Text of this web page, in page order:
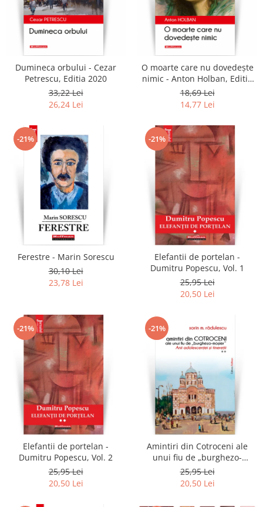
Dumineca orbului - Cezar
Petrescu, Editia 2020
33,22 Lei
26,24 Lei
O moarte care nu dovedește
nimic - Anton Holban, Editia
2021
18,69 Lei
14,77 Lei
-21%
Ferestre - Marin Sorescu
30,10 Lei
23,78 Lei
-21%
Elefantii de portelan -
Dumitru Popescu, Vol. 1
25,95 Lei
20,50 Lei
-21%
Elefantii de portelan -
Dumitru Popescu, Vol. 2
25,95 Lei
20,50 Lei
-21%
Amintiri din Cotroceni ale
unui fiu de „burghezo-
mosier”.Vol.2 - Sorin M.
Radulescu
25,95 Lei
20,50 Lei